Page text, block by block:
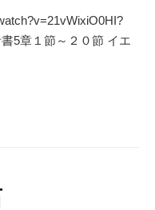
5章１節～２０節 イエ